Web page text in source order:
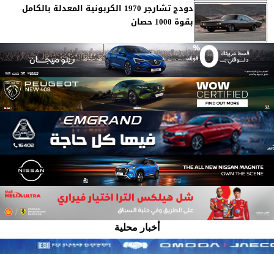
دودج تشارجر 1970 الكربونية المعدلة بالكامل
بقوة 1000 حصان
أخبار محلية